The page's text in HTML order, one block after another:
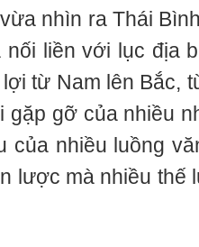
nhìn ra Thái
nối liền với lục địa
từ Nam lên Bắc,
gặp gỡ của nhiều
của nhiều luồng
lược mà nhiều thế